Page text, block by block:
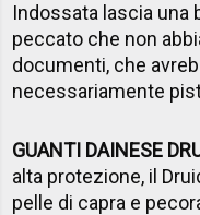
Indossata lascia una
peccato che non
documenti, che
necessariamente
GUANTI DAINESE
alta protezione, il
pelle di capra e